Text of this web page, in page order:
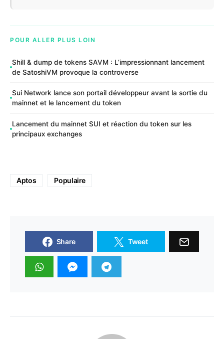
POUR ALLER PLUS LOIN
Shill & dump de tokens SAVM : L’impressionnant lancement
de SatoshiVM provoque la controverse
Sui Network lance son portail développeur avant la sortie du
mainnet et le lancement du token
Lancement du mainnet SUI et réaction du token sur les
principaux exchanges
Aptos Populaire
Share Tweet